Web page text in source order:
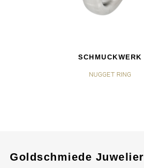
SCHMUCKWERK
NUGGET RING
Goldschmiede Juwelier